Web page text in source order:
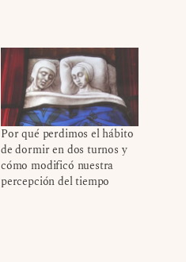
Por qué perdimos el hábito
de dormir en dos turnos y
cómo modificó nuestra
percepción del tiempo